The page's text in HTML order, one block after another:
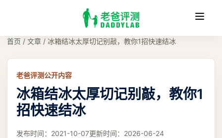
收
首页 / 文章 / 冰箱结冰太厚切记别敲，教你1招快速结冰
老爸评测公开内容
冰箱结冰太厚切记别敲，教你1
招快速结冰
发布时间： 2021-10-07更新时间： 2026-06-24